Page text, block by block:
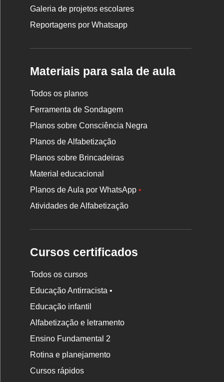
Galeria de projetos escolares
Reportagens por Whatsapp
Materiais para sala de aula
Todos os planos
Ferramenta de Sondagem
Planos sobre Consciência Negra
Planos de Alfabetização
Planos sobre Brincadeiras
Material educacional
Planos de Aula por WhatsApp•
Atividades de Alfabetização
Cursos certificados
Todos os cursos
Educação Antirracista •
Educação infantil
Alfabetização e letramento
Ensino Fundamental 2
Rotina e planejamento
Cursos rápidos